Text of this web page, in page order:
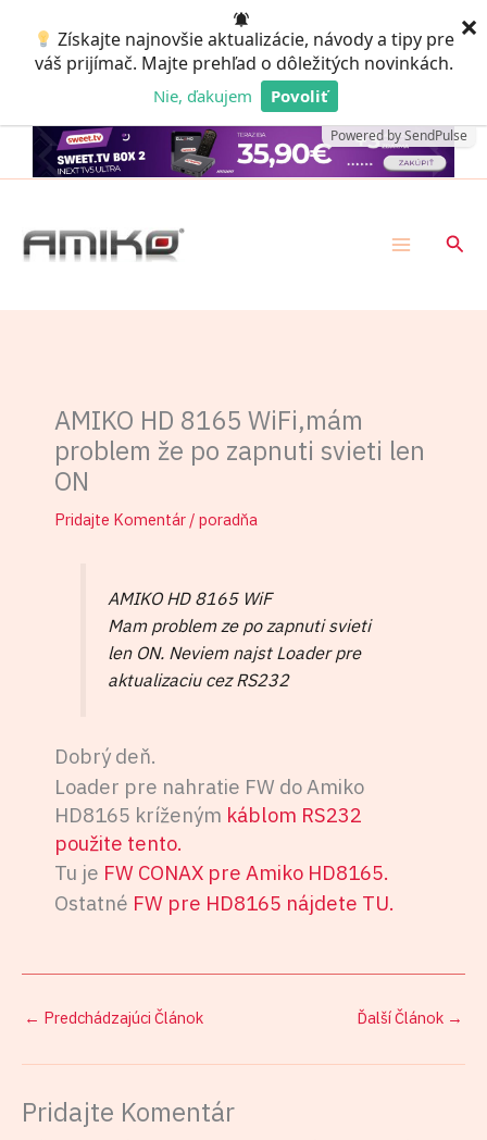
Získajte najnovšie aktualizácie, návody a tipy pre
váš prijímač. Majte prehľad o dôležitých novinkách.
Nie, ďakujem Povoliť
Powered by SendPulse
×
obsah
AMIKO HD 8165 WiFi,mám
problem že po zapnuti svieti len
ON
Pridajte Komentár / poradňa
AMIKO HD 8165 WiF
Mam problem ze po zapnuti svieti
len ON. Neviem najst Loader pre
aktualizaciu cez RS232
Dobrý deň.
Loader pre nahratie FW do Amiko
HD8165 kríženým káblom RS232
použite tento.
Tu je FW CONAX pre Amiko HD8165.
Ostatné FW pre HD8165 nájdete TU.
← Predchádzajúci Článok Ďalší Článok →
Pridajte Komentár